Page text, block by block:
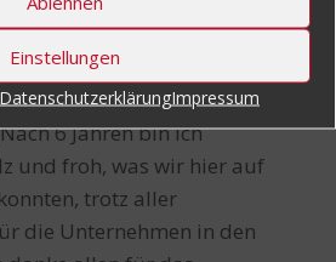
Einstellungen
DatenschutzerklärungImpressum
geordneten Ablauf der
Dr. Friedhelm Rese erklärt in
Rückbetrachtung auf die
6 Jahren bin ich
und froh, was wir hier auf
trotz aller
die Unternehmen in den